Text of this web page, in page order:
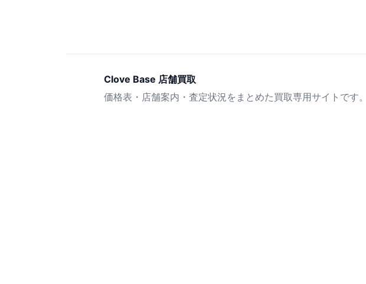
Clove Base 店舗買取
価格表・店舗案内・査定状況をまとめた買取専用サイトです。